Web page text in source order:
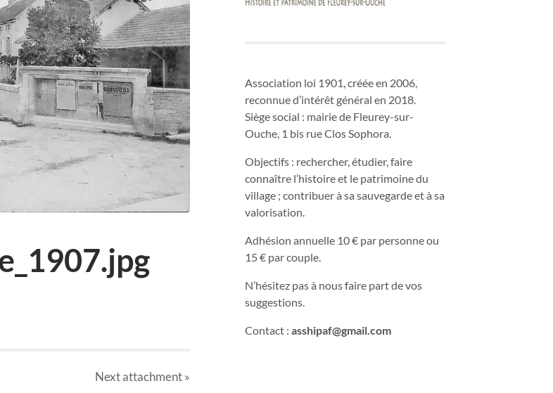
Nextattachment»
Association loi 1901, créée en 2006,
reconnue d’intérêt général en 2018.
Siège social : mairie de Fleurey-sur-
Ouche, 1 bis rue Clos Sophora.
Objectifs : rechercher, étudier, faire
connaître l’histoire et le patrimoine du
village ; contribuer à sa sauvegarde et à sa
valorisation.
Adhésion annuelle 10 € par personne ou
15 € par couple.
N’hésitez pas à nous faire part de vos
suggestions.
Contact : asshipaf@gmail.com